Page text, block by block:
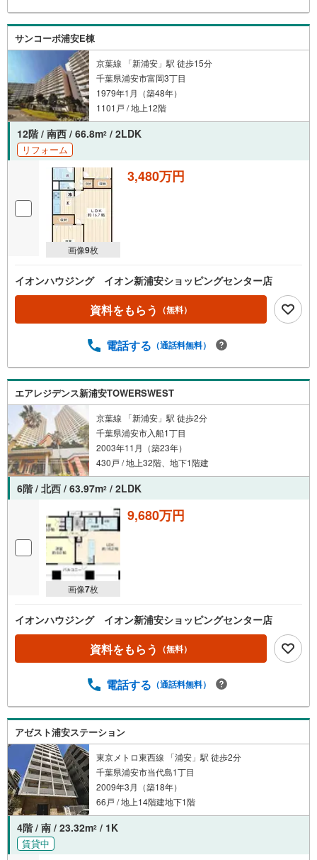
サンコーポ浦安E棟
京葉線 「新浦安」駅 徒歩15分
千葉県浦安市富岡3丁目
1979年1月（築48年）
1101戸 / 地上12階
12階 / 南西 / 66.8m2 / 2LDK
リフォーム
画像9枚
3,480万円
イオンハウジング イオン新浦安ショッピングセンター店
資料をもらう （無料）
電話する （通話料無料）
エアレジデンス新浦安TOWERSWEST
京葉線 「新浦安」駅 徒歩2分
千葉県浦安市入船1丁目
2003年11月（築23年）
430戸 / 地上32階、地下1階建
6階 / 北西 / 63.97m2 / 2LDK
画像7枚
9,680万円
イオンハウジング イオン新浦安ショッピングセンター店
資料をもらう （無料）
電話する （通話料無料）
アゼスト浦安ステーション
東京メトロ東西線 「浦安」駅 徒歩2分
千葉県浦安市当代島1丁目
2009年3月（築18年）
66戸 / 地上14階建地下1階
4階 / 南 / 23.32m2 / 1K
賃貸中